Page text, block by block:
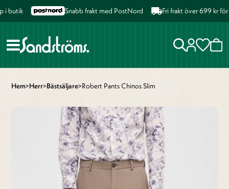
butik Snabb frakt med PostNord Fri frakt över 699 kr för
Hem>Herr>Bästsäljare>Robert Pants Chinos Slim